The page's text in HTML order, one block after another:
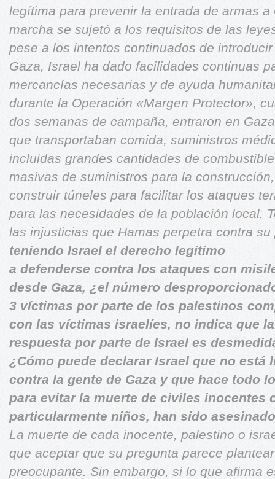
legítima para prevenir la entrada de armas
marcha se sujetó a los requisitos de las
pese a los intentos continuados de
Gaza, Israel ha dado facilidades continuas
mercancías necesarias y de ayuda
durante la Operación «Margen Protector»,
dos semanas de campaña, entraron en
que transportaban comida, suministros
incluidas grandes cantidades de
masivas de suministros para la
construir túneles para facilitar los ataques
para las necesidades de la población local.
las injusticias que Hamas perpetra contra
teniendo Israel el derecho legítimo
a defenderse contra los ataques con
desde Gaza, ¿el número
3 víctimas por parte de los palestinos
con las víctimas israelíes, no indica que la
respuesta por parte de Israel es
¿Cómo puede declarar Israel que no está
contra la gente de Gaza y que hace todo
para evitar la muerte de civiles inocentes
particularmente niños, han sido
La muerte de cada inocente, palestino o
que aceptar que su pregunta parece
preocupante. Sin embargo, si lo que afirma